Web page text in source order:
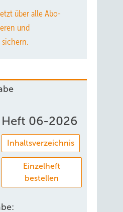
über alle Abo-
und
sichern.
Heft 06-2026
Inhaltsverzeichnis
Einzelheft
bestellen